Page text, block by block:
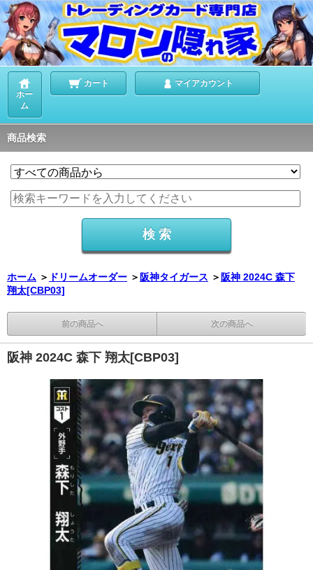
ホー
ム
カート マイアカウント
商品検索
ホーム ＞ ドリームオーダー ＞ 阪神タイガース ＞ 阪神 2024C 森下
翔太[CBP03]
前の商品へ 次の商品へ
阪神 2024C 森下 翔太[CBP03]